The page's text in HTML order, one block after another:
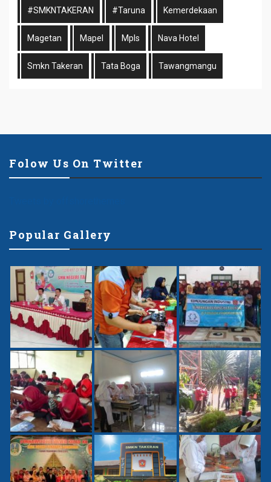
#SMKNTAKERAN #taruna Kemerdekaan
Magetan Mapel Mpls Nava Hotel
Smkn Takeran Tata Boga Tawangmangu
Folow Us On Twitter
Popular Gallery